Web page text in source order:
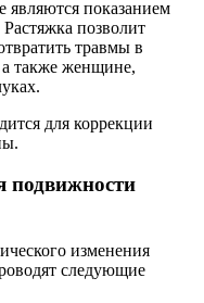
являются показанием
позволит
травмы в
а также женщине,
для коррекции
подвижности
изменения
следующие